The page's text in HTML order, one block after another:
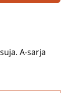
A-sarja